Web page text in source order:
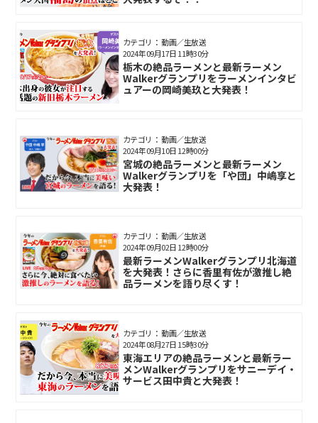
カテゴリ： 動画／生放送
栃木の絶品ラーメンと最新ラーメン
Walkerグランプリをラーメンインタビ
ュアーの岡崎美玖と大発表！
2024年09月17日 11時30分
カテゴリ： 動画／生放送
宮城の絶品ラーメンと最新ラーメン
Walkerグランプリを「や団」中嶋享と
大発表！
2024年09月10日 12時00分
カテゴリ： 動画／生放送
最新ラーメンWalkerグランプリ北海道
を大発表！さらに香里有佐が激推し絶
品ラーメンを語り尽くす！
2024年09月02日 12時00分
カテゴリ： 動画／生放送
東海エリアの絶品ラーメンと最新ラー
メンWalkerグランプリをサニーデイ・
サービス田中貴と大発表！
2024年08月27日 15時30分